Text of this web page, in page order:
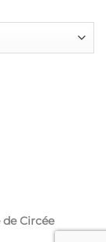
de Circée